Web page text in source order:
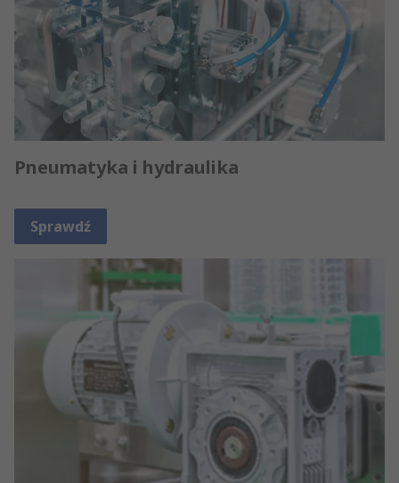
Pneumatyka i hydraulika
Sprawdź